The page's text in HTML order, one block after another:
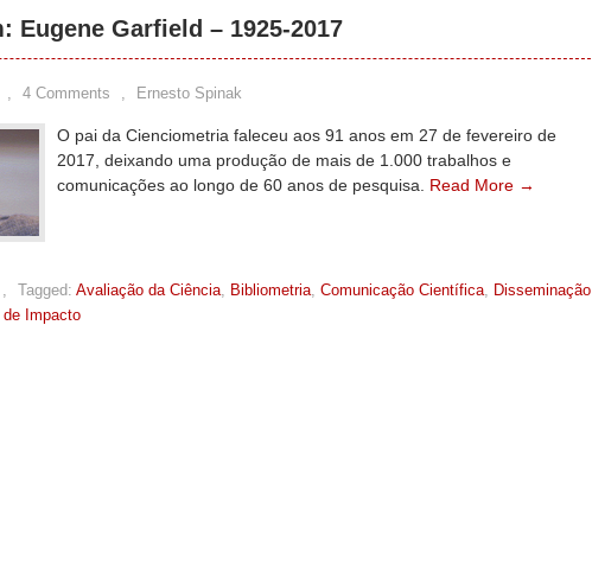
Eugene Garfield – 1925-2017
, 4 Comments , Ernesto Spinak
O pai da Cienciometria faleceu aos 91 anos em 27 de fevereiro de
2017, deixando uma produção de mais de 1.000 trabalhos e
comunicações ao longo de 60 anos de pesquisa. Read More →
, Tagged: Avaliação da Ciência, Bibliometria, Comunicação Científica, Disseminação
de Impacto